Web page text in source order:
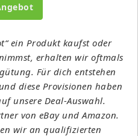
ein Produkt kaufst oder
erhalten wir oftmals
Für dich entstehen
diese Provisionen haben
unsere Deal-Auswahl.
von eBay und Amazon.
wir an qualifizierten